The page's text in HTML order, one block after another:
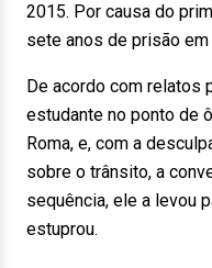
2015. Por causa do
sete anos de prisão
De acordo com relatos
estudante no ponto de
Roma, e, com a
sobre o trânsito, a
sequência, ele a levou
estuprou.